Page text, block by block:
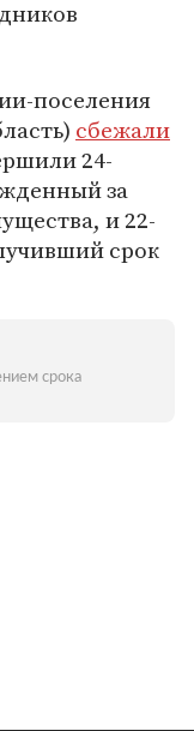
поселения
сбежали
24-
за
и 22-
срок
срока